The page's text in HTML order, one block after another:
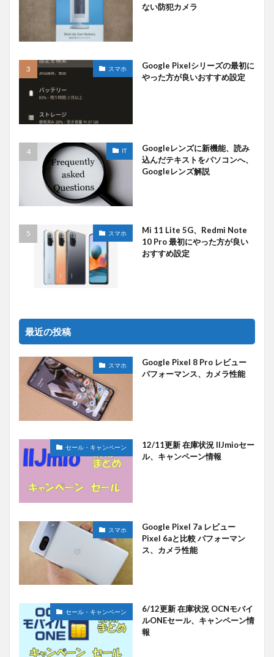
ない防犯カメラ
スマホ
Google Pixelシリーズの最初に
やった方が良いおすすめ設定
IT
Googleレンズに新機能、読み
込んだテキストをパソコンへ、
Googleレンズ解説
スマホ
Mi 11 Lite 5G、Redmi Note
10 Pro 最初にやった方が良い
おすすめ設定
最近の投稿
スマホ
Google Pixel 8 Pro レビュー
パフォーマンス、カメラ性能
セール・キャンペーン
12/11更新 在庫状況 IIJmioセー
ル、キャンペーン情報
スマホ
Google Pixel 7a レビュー
Pixel 6aと比較 パフォーマン
ス、カメラ性能
セール・キャンペーン
6/12更新 在庫状況 OCNモバイ
ルONEセール、キャンペーン情
報